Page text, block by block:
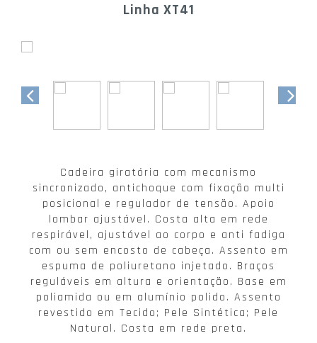
Linha XT41
Cadeira giratória com mecanismo
sincronizado, antichoque com fixação multi
posicional e regulador de tensão. Apoio
lombar ajustável. Costa alta em rede
respirável, ajustável ao corpo e anti fadiga
com ou sem encosto de cabeça. Assento em
espuma de poliuretano injetado. Braços
reguláveis em altura e orientação. Base em
poliamida ou em alumínio polido. Assento
revestido em Tecido; Pele Sintética; Pele
Natural. Costa em rede preta.